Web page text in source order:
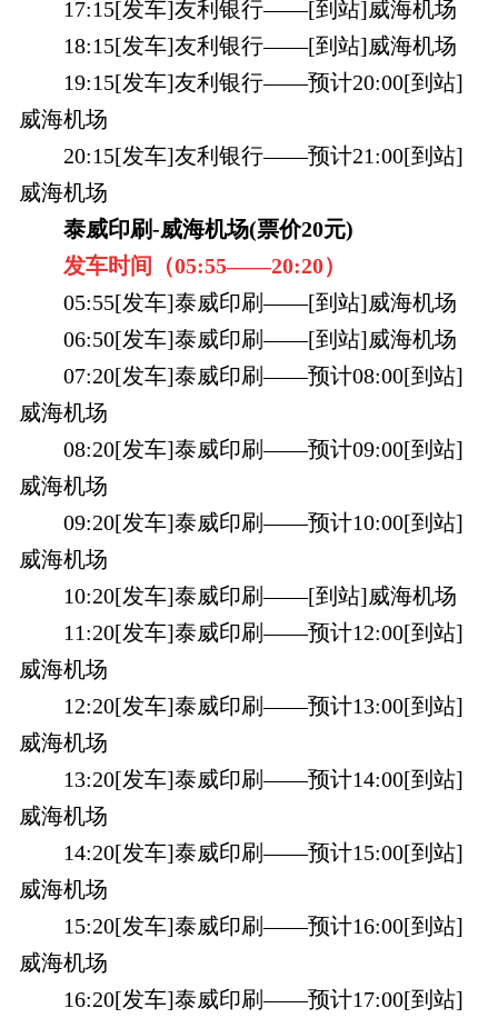
17:15[发车]友利银行——[到站]威海机场
18:15[发车]友利银行——[到站]威海机场
19:15[发车]友利银行——预计20:00[到站]
威海机场
20:15[发车]友利银行——预计21:00[到站]
威海机场
泰威印刷-威海机场(票价20元)
发车时间（05:55——20:20）
05:55[发车]泰威印刷——[到站]威海机场
06:50[发车]泰威印刷——[到站]威海机场
07:20[发车]泰威印刷——预计08:00[到站]
威海机场
08:20[发车]泰威印刷——预计09:00[到站]
威海机场
09:20[发车]泰威印刷——预计10:00[到站]
威海机场
10:20[发车]泰威印刷——[到站]威海机场
11:20[发车]泰威印刷——预计12:00[到站]
威海机场
12:20[发车]泰威印刷——预计13:00[到站]
威海机场
13:20[发车]泰威印刷——预计14:00[到站]
威海机场
14:20[发车]泰威印刷——预计15:00[到站]
威海机场
15:20[发车]泰威印刷——预计16:00[到站]
威海机场
16:20[发车]泰威印刷——预计17:00[到站]